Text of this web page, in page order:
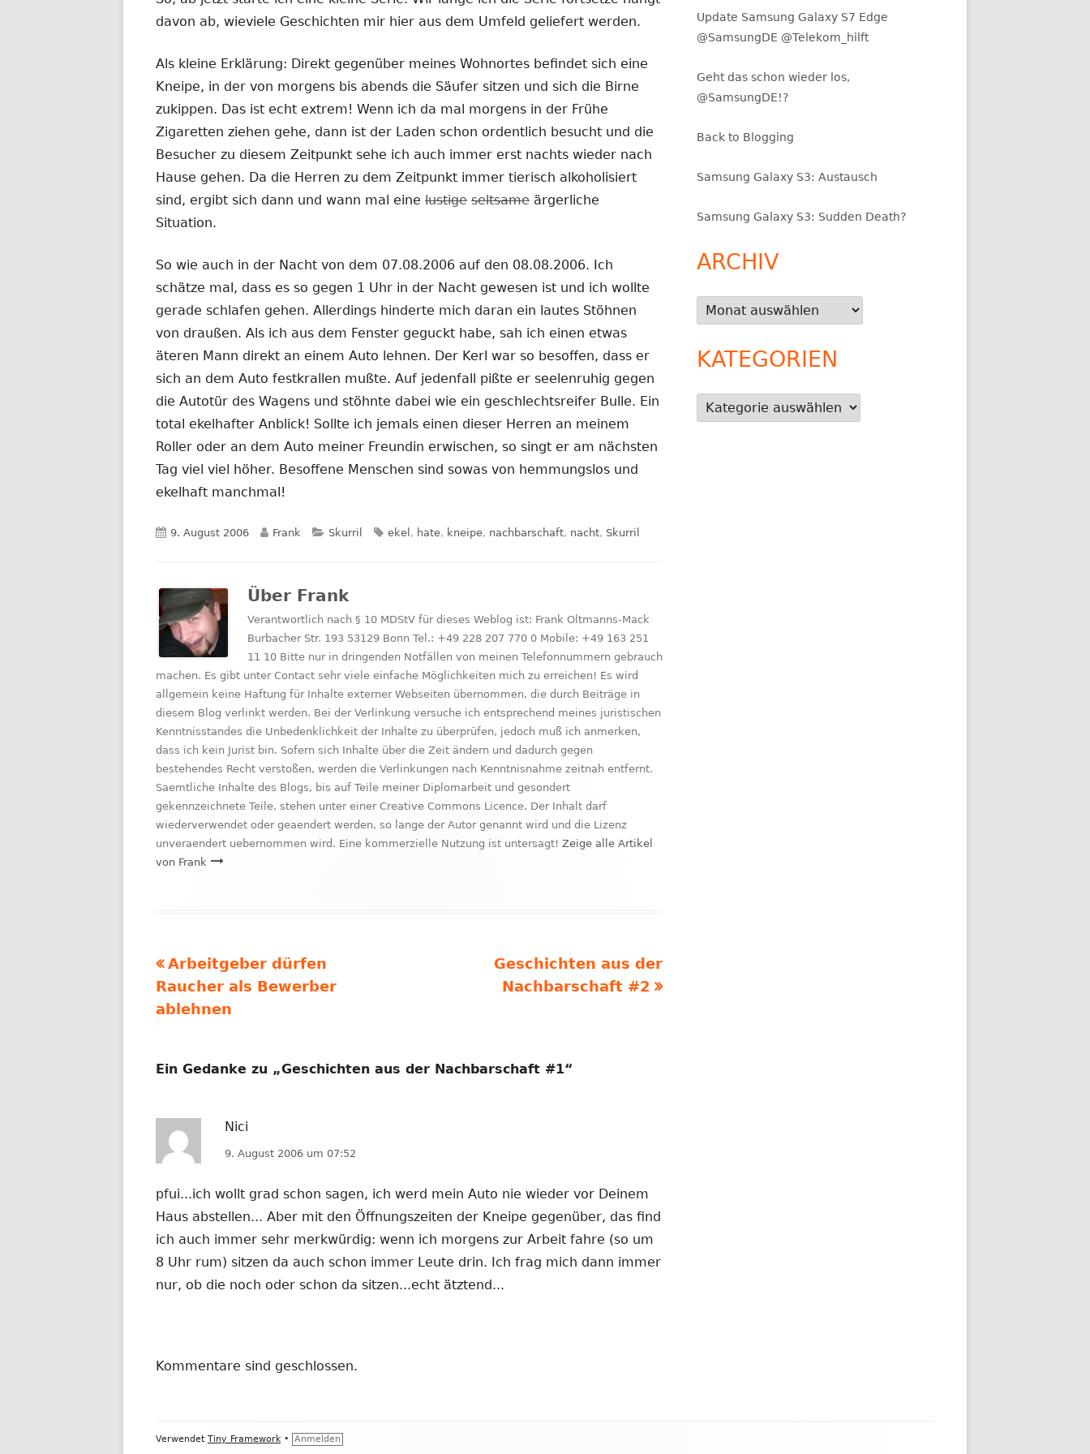
davon ab, wieviele Geschichten mir hier aus dem Umfeld geliefert werden.
Als kleine Erklärung: Direkt gegenüber meines Wohnortes befindet sich eine
Kneipe, in der von morgens bis abends die Säufer sitzen und sich die Birne
zukippen. Das ist echt extrem! Wenn ich da mal morgens in der Frühe
Zigaretten ziehen gehe, dann ist der Laden schon ordentlich besucht und die
Besucher zu diesem Zeitpunkt sehe ich auch immer erst nachts wieder nach
Hause gehen. Da die Herren zu dem Zeitpunkt immer tierisch alkoholisiert
sind, ergibt sich dann und wann mal eine lustige seltsame ärgerliche
Situation.
So wie auch in der Nacht von dem 07.08.2006 auf den 08.08.2006. Ich
schätze mal, dass es so gegen 1 Uhr in der Nacht gewesen ist und ich wollte
gerade schlafen gehen. Allerdings hinderte mich daran ein lautes Stöhnen
von draußen. Als ich aus dem Fenster geguckt habe, sah ich einen etwas
äteren Mann direkt an einem Auto lehnen. Der Kerl war so besoffen, dass er
sich an dem Auto festkrallen mußte. Auf jedenfall pißte er seelenruhig gegen
die Autotür des Wagens und stöhnte dabei wie ein geschlechtsreifer Bulle. Ein
total ekelhafter Anblick! Sollte ich jemals einen dieser Herren an meinem
Roller oder an dem Auto meiner Freundin erwischen, so singt er am nächsten
Tag viel viel höher. Besoffene Menschen sind sowas von hemmungslos und
ekelhaft manchmal!
Veröffentlicht
9. August 2006 Autor
Frank Kategorien
Skurril Schlagwörter
ekel , hate, kneipe, nachbarschaft, nacht, Skurril
Über Frank
Verantwortlich nach § 10 MDStV für dieses Weblog ist: Frank Oltmanns-Mack
Burbacher Str. 193 53129 Bonn Tel.: +49 228 207 770 0 Mobile: +49 163 251
11 10 Bitte nur in dringenden Notfällen von meinen Telefonnummern gebrauch
machen. Es gibt unter Contact sehr viele einfache Möglichkeiten mich zu erreichen! Es wird
allgemein keine Haftung für Inhalte externer Webseiten übernommen, die durch Beiträge in
diesem Blog verlinkt werden. Bei der Verlinkung versuche ich entsprechend meines juristischen
Kenntnisstandes die Unbedenklichkeit der Inhalte zu überprüfen, jedoch muß ich anmerken,
dass ich kein Jurist bin. Sofern sich Inhalte über die Zeit ändern und dadurch gegen
bestehendes Recht verstoßen, werden die Verlinkungen nach Kenntnisnahme zeitnah entfernt.
Saemtliche Inhalte des Blogs, bis auf Teile meiner Diplomarbeit und gesondert
gekennzeichnete Teile, stehen unter einer Creative Commons Licence. Der Inhalt darf
wiederverwendet oder geaendert werden, so lange der Autor genannt wird und die Lizenz
unveraendert uebernommen wird. Eine kommerzielle Nutzung ist untersagt! Zeige alle Artikel
von Frank
Beitragsnavigation
Vorheriger
Beitrag:
Arbeitgeber dürfen
Raucher als Bewerber
ablehnen
Nächster
Beitrag
Geschichten aus der
Nachbarschaft #2
Ein Gedanke zu „Geschichten aus der Nachbarschaft #1“
Nici
9. August 2006 um 07:52
pfui...ich wollt grad schon sagen, ich werd mein Auto nie wieder vor Deinem
Haus abstellen... Aber mit den Öffnungszeiten der Kneipe gegenüber, das find
ich auch immer sehr merkwürdig: wenn ich morgens zur Arbeit fahre (so um
8 Uhr rum) sitzen da auch schon immer Leute drin. Ich frag mich dann immer
nur, ob die noch oder schon da sitzen...echt ätztend...
Kommentare sind geschlossen.
Update Samsung Galaxy S7 Edge
@SamsungDE @Telekom_hilft
Geht das schon wieder los,
@SamsungDE!?
Back to Blogging
Samsung Galaxy S3: Austausch
Samsung Galaxy S3: Sudden Death?
ARCHIV
Archiv
KATEGORIEN
Kategorien
Footer
Verwendet Tiny Framework • Anmelden